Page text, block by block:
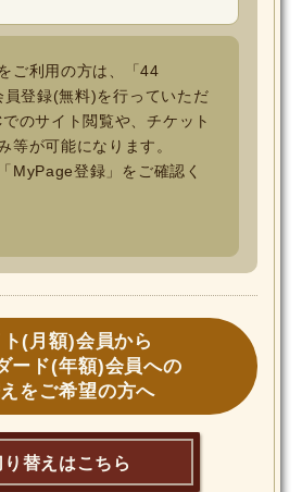
ご利用の方は、「44
員登録(無料)を行っていただ
のサイト閲覧や、チケット
等が可能になります。
MyPage登録」をご確認く
(月額)会員から
ード(年額)会員への
をご希望の方へ
り替えはこちら